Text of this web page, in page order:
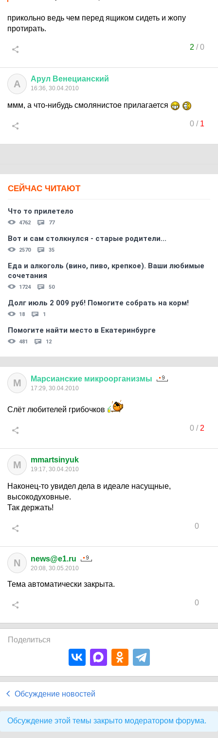
прикольно ведь чем перед ящиком сидеть и жопу
протирать.
2 /0
А Арул Венецианский
16:36, 30.04.2010
ммм, а что-нибудь смолянистое прилагается
0/ 1
СЕЙЧАС ЧИТАЮТ
Что то прилетело
4762 77
Вот и сам столкнулся - старые родители...
2570 35
Еда и алкоголь (вино, пиво, крепкое). Ваши любимые
сочетания
1724 50
Долг июль 2 009 руб! Помогите собрать на корм!
18 1
Помогите найти место в Екатеринбурге
481 12
М Марсианские микроорганизмы
17:29, 30.04.2010
Слёт любителей грибочков
0/ 2
M mmartsinyuk
19:17, 30.04.2010
Наконец-то увидел дела в идеале насущные,
высокодуховные.
Так держать!
0
N news@e1.ru
20:08, 30.05.2010
Тема автоматически закрыта.
0
Поделиться
Обсуждение новостей
Обсуждение этой темы закрыто модератором форума.